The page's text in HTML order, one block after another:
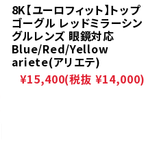
8K【ユーロフィット】トップ
ゴーグル レッドミラーシン
グルレンズ 眼鏡対応
Blue/Red/Yellow
ariete(アリエテ)
¥15,400(税抜 ¥14,000)